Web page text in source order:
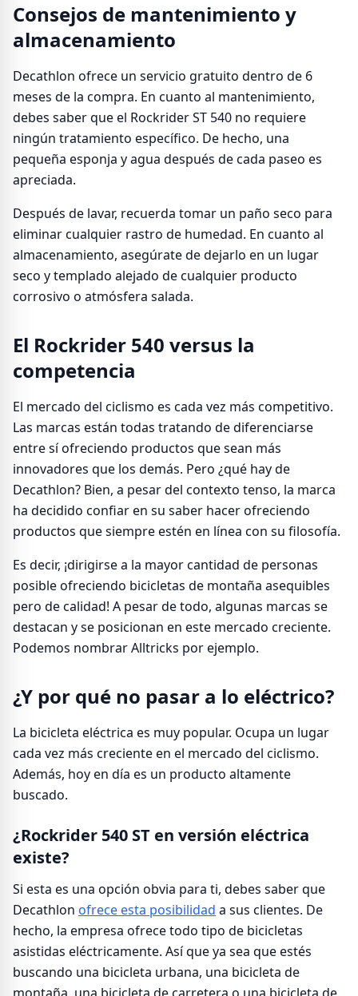
Consejos de mantenimiento y
almacenamiento
Decathlon ofrece un servicio gratuito dentro de 6
meses de la compra. En cuanto al mantenimiento,
debes saber que el Rockrider ST 540 no requiere
ningún tratamiento específico. De hecho, una
pequeña esponja y agua después de cada paseo es
apreciada.
Después de lavar, recuerda tomar un paño seco para
eliminar cualquier rastro de humedad. En cuanto al
almacenamiento, asegúrate de dejarlo en un lugar
seco y templado alejado de cualquier producto
corrosivo o atmósfera salada.
El Rockrider 540 versus la
competencia
El mercado del ciclismo es cada vez más competitivo.
Las marcas están todas tratando de diferenciarse
entre sí ofreciendo productos que sean más
innovadores que los demás. Pero ¿qué hay de
Decathlon? Bien, a pesar del contexto tenso, la marca
ha decidido confiar en su saber hacer ofreciendo
productos que siempre estén en línea con su filosofía.
Es decir, ¡dirigirse a la mayor cantidad de personas
posible ofreciendo bicicletas de montaña asequibles
pero de calidad! A pesar de todo, algunas marcas se
destacan y se posicionan en este mercado creciente.
Podemos nombrar Alltricks por ejemplo.
¿Y por qué no pasar a lo eléctrico?
La bicicleta eléctrica es muy popular. Ocupa un lugar
cada vez más creciente en el mercado del ciclismo.
Además, hoy en día es un producto altamente
buscado.
¿Rockrider 540 ST en versión eléctrica
existe?
Si esta es una opción obvia para ti, debes saber que
Decathlon ofrece esta posibilidad a sus clientes. De
hecho, la empresa ofrece todo tipo de bicicletas
asistidas eléctricamente. Así que ya sea que estés
buscando una bicicleta urbana, una bicicleta de